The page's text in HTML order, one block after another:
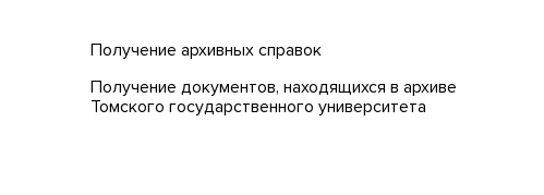
Получение архивных справок
Получение документов, находящихся в архиве
Томского государственного университета